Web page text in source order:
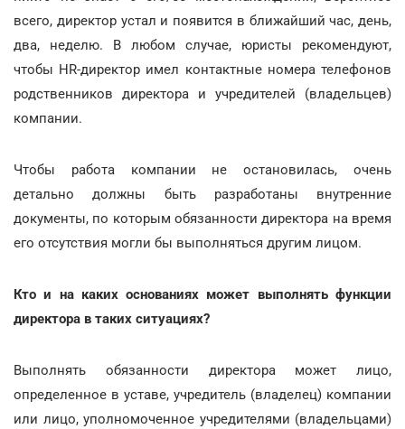
всего, директор устал и появится в ближайший час, день,
два, неделю. В любом случае, юристы рекомендуют,
чтобы HR-директор имел контактные номера телефонов
родственников директора и учредителей (владельцев)
компании.
Чтобы работа компании не остановилась, очень
детально должны быть разработаны внутренние
документы, по которым обязанности директора на время
его отсутствия могли бы выполняться другим лицом.
Кто и на каких основаниях может выполнять функции
директора в таких ситуациях?
Выполнять обязанности директора может лицо,
определенное в уставе, учредитель (владелец) компании
или лицо, уполномоченное учредителями (владельцами)